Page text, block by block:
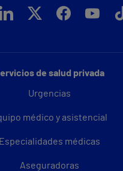
de salud privada
Urgencias
médico y asistencial
Especialidades médicas
Aseguradoras